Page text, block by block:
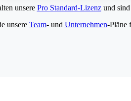
unsere Pro Standard-Lizenzund sind
unsere Team- und Unternehmen-Pläne